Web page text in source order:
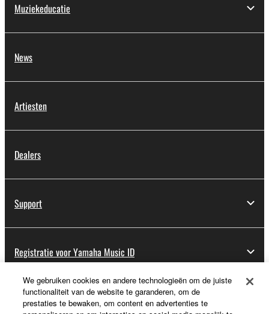
Muziekeducatie
News
Artiesten
Dealers
Support
Registratie voor Yamaha Music ID
Over Yamaha
We gebruiken cookies en andere technologieën om de juiste
functionaliteit van de website te garanderen, om de
prestaties te bewaken, om content en advertenties te